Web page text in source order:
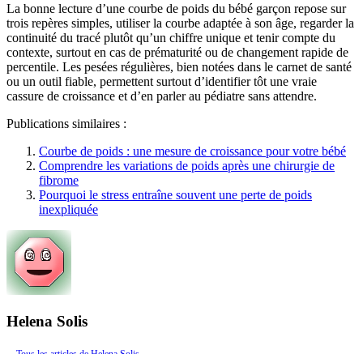
La bonne lecture d’une courbe de poids du bébé garçon repose sur
trois repères simples, utiliser la courbe adaptée à son âge, regarder la
continuité du tracé plutôt qu’un chiffre unique et tenir compte du
contexte, surtout en cas de prématurité ou de changement rapide de
percentile. Les pesées régulières, bien notées dans le carnet de santé
ou un outil fiable, permettent surtout d’identifier tôt une vraie
cassure de croissance et d’en parler au pédiatre sans attendre.
Publications similaires :
Courbe de poids : une mesure de croissance pour votre bébé
Comprendre les variations de poids après une chirurgie de
fibrome
Pourquoi le stress entraîne souvent une perte de poids
inexpliquée
Helena Solis